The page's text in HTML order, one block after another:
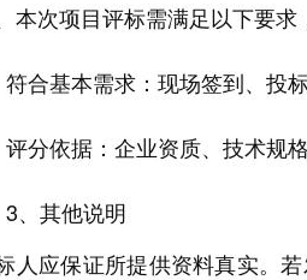
本次项目评标需满足以下要求
符合基本需求：现场签到、 投
评分依据 ： 企业资质、技术规
3、 其他说明
人应保证所提供资料真实。